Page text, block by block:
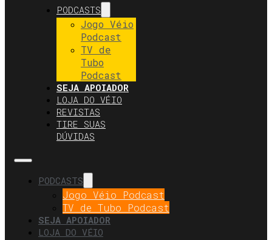
PODCASTS
Jogo Véio
Podcast
TV de
Tubo
Podcast
SEJA APOIADOR
LOJA DO VÉIO
REVISTAS
TIRE SUAS
DÚVIDAS
PODCASTS
Jogo Véio Podcast
TV de Tubo Podcast
SEJA APOIADOR
LOJA DO VÉIO